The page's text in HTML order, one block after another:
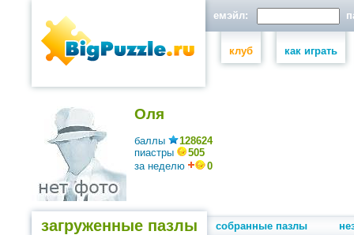
емэйл:
клуб как играть
Оля
баллы
128624
пиастры
505
за неделю
0
загруженные пазлы собранные пазлы